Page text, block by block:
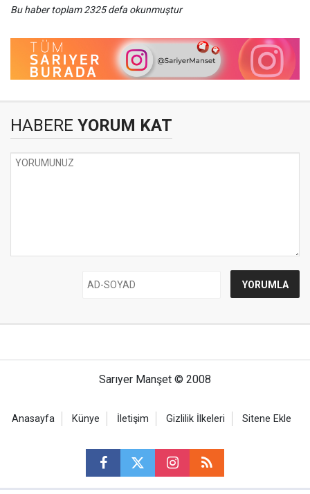
Bu haber toplam 2325 defa okunmuştur
HABERE YORUM KAT
Sarıyer Manşet © 2008
Anasayfa Künye İletişim Gizlilik İlkeleri Sitene Ekle